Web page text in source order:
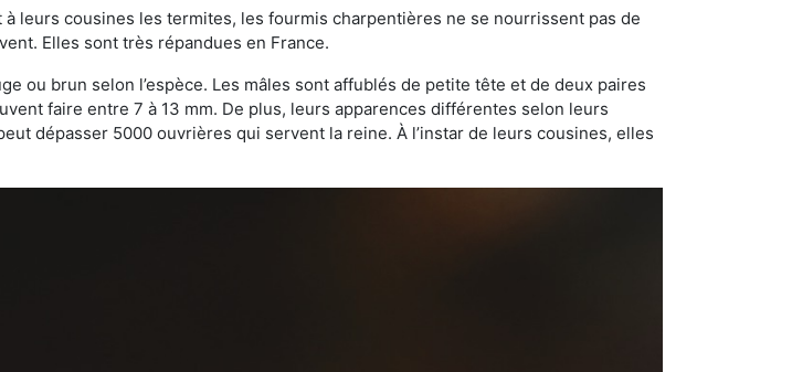
leurs cousines les termites, les fourmis charpentières ne se nourrissent pas de
Elles sont très répandues en France.
ou brun selon l’espèce. Les mâles sont affublés de petite tête et de deux paires
faire entre 7 à 13 mm. De plus, leurs apparences différentes selon leurs
dépasser 5000 ouvrières qui servent la reine. À l’instar de leurs cousines, elles